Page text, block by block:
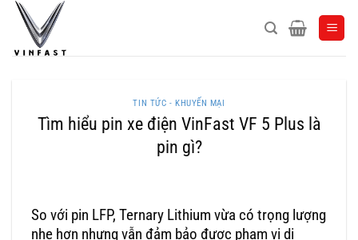
nội
TIN TỨC - KHUYẾN MẠI
Tìm hiểu pin xe điện VinFast VF 5 Plus là
pin gì?
So với pin LFP, Ternary Lithium vừa có trọng lượng
nhẹ hơn nhưng vẫn đảm bảo được phạm vi di